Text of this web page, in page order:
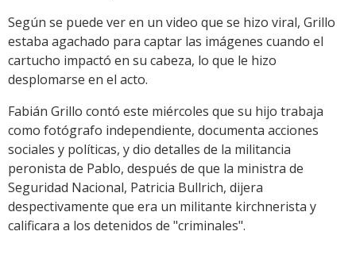
Según se puede ver en un video que se hizo viral, Grillo
estaba agachado para captar las imágenes cuando el
cartucho impactó en su cabeza, lo que le hizo
desplomarse en el acto.
Fabián Grillo contó este miércoles que su hijo trabaja
como fotógrafo independiente, documenta acciones
sociales y políticas, y dio detalles de la militancia
peronista de Pablo, después de que la ministra de
Seguridad Nacional, Patricia Bullrich, dijera
despectivamente que era un militante kirchnerista y
calificara a los detenidos de "criminales".